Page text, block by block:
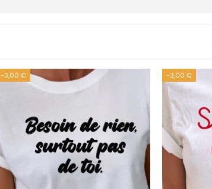
-3,00 € -3,00 €